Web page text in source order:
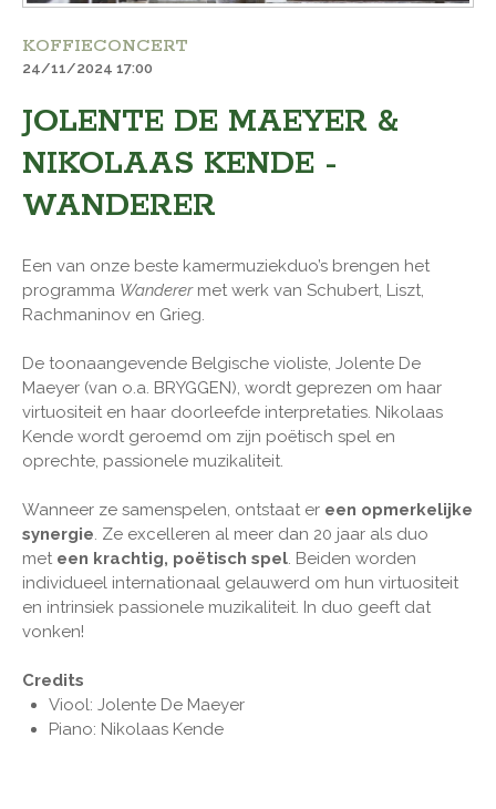
KOFFIECONCERT
24/11/2024 17:00
JOLENTE DE MAEYER &
NIKOLAAS KENDE -
WANDERER
Een van onze beste kamermuziekduo’s brengen het
programma Wanderermet werk van Schubert, Liszt,
Rachmaninov en Grieg.
De toonaangevende Belgische violiste, Jolente De
Maeyer (van o.a. BRYGGEN), wordt geprezen om haar
virtuositeit en haar doorleefde interpretaties. Nikolaas
Kende wordt geroemd om zijn poëtisch spel en
oprechte, passionele muzikaliteit.
Wanneer ze samenspelen, ontstaat er een opmerkelijke
synergie. Ze excelleren al meer dan 20 jaar als duo
met een krachtig, poëtisch spel. Beiden worden
individueel internationaal gelauwerd om hun virtuositeit
en intrinsiek passionele muzikaliteit. In duo geeft dat
vonken!
Credits
Viool: Jolente De Maeyer
Piano: Nikolaas Kende